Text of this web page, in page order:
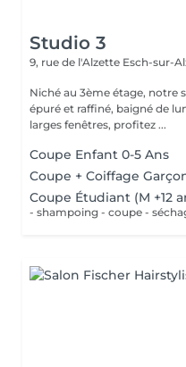
Studio 3
9, rue de l'Alzette Esch-sur-
Niché au 3ème étage, notre
épuré et raffiné, baigné de
larges fenêtres, profitez ...
Coupe Enfant 0-5 Ans
Coupe + Coiffage
Coupe Étudiant (M +12
- shampoing - coupe -